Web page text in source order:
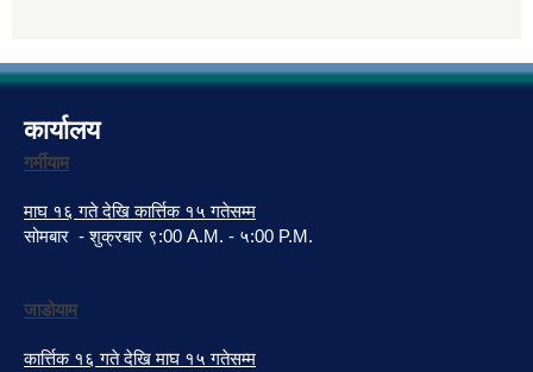
कार्यालय
गर्मीयाम
माघ १६ गते देखि कार्त्तिक १५ गतेसम्म
सोमबार - शुक्रबार ९:00 A.M. - ५:00 P.M.
जाडोयाम
कार्त्तिक १६ गते देखि माघ १५ गतेसम्म